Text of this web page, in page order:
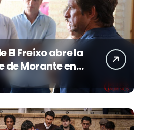
El Freixo abre la
de Morante en
portuense